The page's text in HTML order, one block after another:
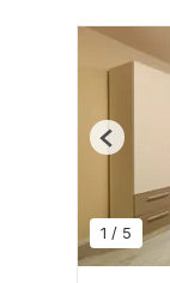
1 / 5
Previous